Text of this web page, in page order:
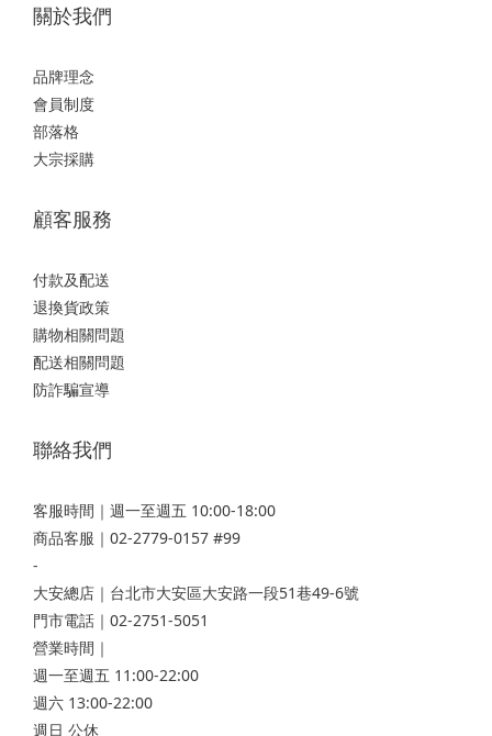
關於我們
品牌理念
會員制度
部落格
大宗採購
顧客服務
付款及配送
退換貨政策
購物相關問題
配送相關問題
防詐騙宣導
聯絡我們
客服時間｜週一至週五 10:00-18:00
商品客服｜02-2779-0157 #99
-
大安總店 ｜台北市大安區大安路一段51巷49-6號
門市電話｜02-2751-5051
營業時間｜
週一至週五 11:00-22:00
週六 13:00-22:00
週日 公休